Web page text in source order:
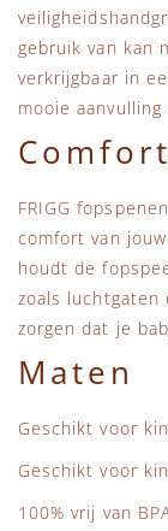
gebruik van kan
verkrijgbaar in
mooie
Comfort
FRIGG
comfort van
houdt de
zoals luchtgaten
zorgen dat je
Maten
Geschikt voor
Geschikt voor
100% vrij van